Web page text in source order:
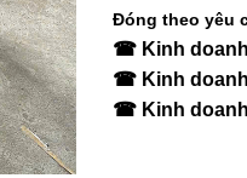
Đóng theo yêu
☎ Kinh
☎ Kinh
☎ Kinh